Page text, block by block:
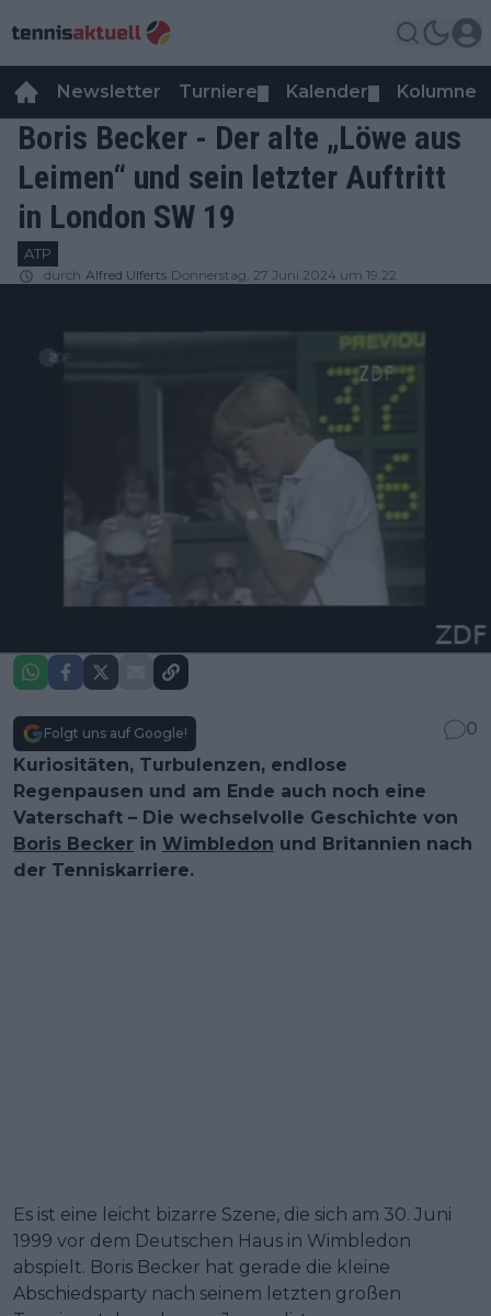
Newsletter Turniere Kalender Kolumnen
Boris Becker - Der alte „Löwe aus
Leimen“ und sein letzter Auftritt
in London SW 19
ATP
durch Alfred Ulferts Donnerstag, 27 Juni 2024 um 19:22
Folgt uns auf Google!
0
Kuriositäten, Turbulenzen, endlose
Regenpausen und am Ende auch noch eine
Vaterschaft – Die wechselvolle Geschichte von
Boris Becker in Wimbledon und Britannien nach
der Tenniskarriere.
Es ist eine leicht bizarre Szene, die sich am 30. Juni
1999 vor dem Deutschen Haus in Wimbledon
abspielt. Boris Becker hat gerade die kleine
Abschiedsparty nach seinem letzten großen